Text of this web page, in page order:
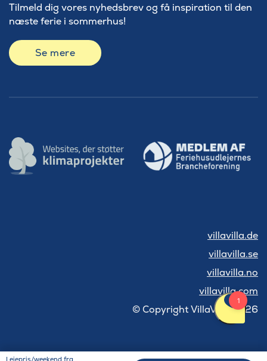
Tilmeld dig vores nyhedsbrev og få inspiration til den
næste ferie i sommerhus!
Se mere
villavilla.de
villavilla.se
villavilla.no
villavilla.com
© Copyright VillaVilla 2026
Lejepris/weekend fra